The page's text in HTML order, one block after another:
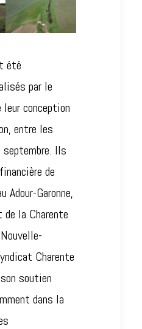
été
par le
leur conception
entre les
Ils
de
Adour-Garonne,
de la Charente
Charente
soutien
dans la